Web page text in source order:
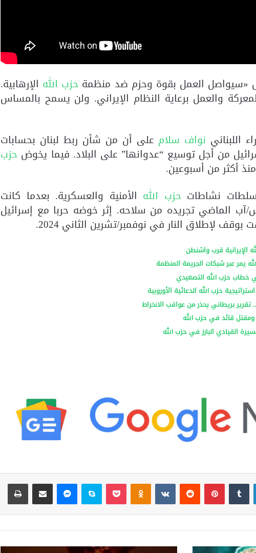
«سيواصل العمل بقوة وحزم ضد منظمة حزب الله الإرهابية.
والعمل برعاية النظام الإيراني. ولن يسمح بالمساس
اللبناني نواف سلام على أن من شأن ربط لبنان بحسابات
من أجل توسيع “عدوانها” على البلاد. فيما يخوض حزب
أكثر من أسبوعين.
نشاطات حزب الله الأمنية والعسكرية. بعدما كانت
الماضي تجريده من سلاحه. إثر خوضه حربا مع إسرائيل
لإطلاق النار في نوفمبر/تشرين الثاني 2024.
الإيرانية قرب واشنطن
يمر عبر شبكات الجريمة المنظمة
خطاب حزب الله التصعيدي
حزب الله الدعائية الأوروبية
بريطاني يحذر من عواقب الانخراط
ومقتل قائد في حزب الله
القيادي البارز في حزب الله
لينكدإن بينتيريست سكايب